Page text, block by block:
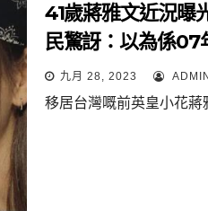
41歲蔣雅文近況曝
民驚訝：以為係07
九月 28, 2023
移居台灣嘅前英皇小花